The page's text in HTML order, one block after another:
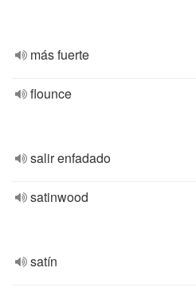
más fuerte
flounce
salir enfadado
satinwood
satín